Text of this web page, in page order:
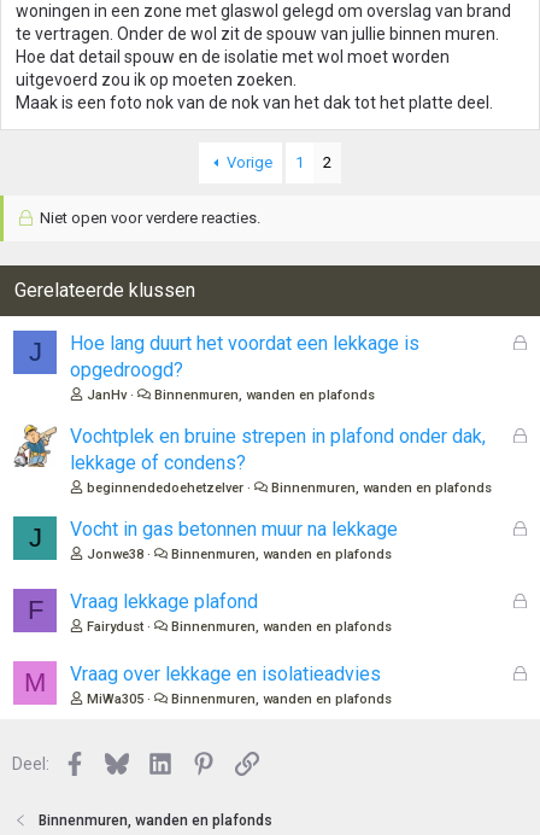
woningen in een zone met glaswol gelegd om overslag van brand
te vertragen. Onder de wol zit de spouw van jullie binnen muren.
Hoe dat detail spouw en de isolatie met wol moet worden
uitgevoerd zou ik op moeten zoeken.
Maak is een foto nok van de nok van het dak tot het platte deel.
Vorige 1 2
Niet open voor verdere reacties.
Gerelateerde klussen
J
G
o
Hoe lang duurt het voordat een lekkage is
opgedroogd?
JanHv Binnenmuren, wanden en plafonds
G
o
Vochtplek en bruine strepen in plafond onder dak,
lekkage of condens?
beginnendedoehetzelver Binnenmuren, wanden en plafonds
J
G
n
Vocht in gas betonnen muur na lekkage
Jonwe38 Binnenmuren, wanden en plafonds
F
G
Vraag lekkage plafond
Fairydust Binnenmuren, wanden en plafonds
M
G
Vraag over lekkage en isolatieadvies
MiWa305 Binnenmuren, wanden en plafonds
Deel: Facebook
BlueskyLinkedInPinterest
Link
Binnenmuren, wanden en plafonds